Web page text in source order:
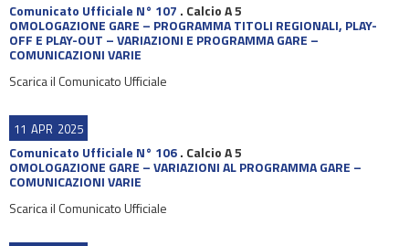
Comunicato Ufficiale N° 107 . Calcio A 5
OMOLOGAZIONE GARE – PROGRAMMA TITOLI REGIONALI, PLAY-
OFF E PLAY-OUT – VARIAZIONI E PROGRAMMA GARE –
COMUNICAZIONI VARIE
Scarica il Comunicato Ufficiale
11 APR 2025
Comunicato Ufficiale N° 106. Calcio A 5
OMOLOGAZIONE GARE – VARIAZIONI AL PROGRAMMA GARE –
COMUNICAZIONI VARIE
Scarica il Comunicato Ufficiale